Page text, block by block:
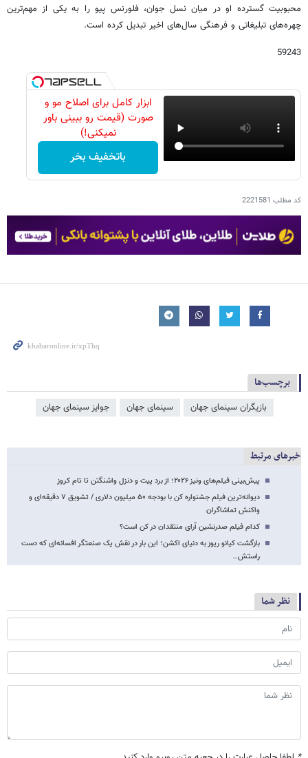
محبوبیت گسترده او در میان نسل جوان، فلورنس پیو را به یکی از مهم‌ترین
چهره‌های تبلیغاتی و فرهنگی سال‌های اخیر تبدیل کرده است.
59243
ابزار کامل برای اصلاح مو و
صورت (قیمت رو ببینی باور
نمیکنی!)
باتخفیف بخر
کد مطلب 2221581
برچسب‌ها
بازیگران سینمای جهان سینمای جهان جوایز سینمای جهان
خبرهای مرتبط
پیش‌بینی فیلم‌های ونیز ۲۰۲۶؛ از برد پیت و دنزل واشنگتن تا تام کروز
دیوانه‌ترین فیلم جشنواره کن با بودجه ۵۰ میلیون دلاری / تشویق ۷ دقیقه‌ای و
واکنش تماشاگران
کدام فیلم صدرنشین آرای منتقدان در کن است؟
بازگشت کیانو ریوز به دنیای اکشن؛ این بار در نقش یک صنعتگر افسانه‌ای که دست
راستش…
نظر شما